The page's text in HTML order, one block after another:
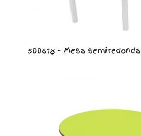
500618 – Mesa semiredonda